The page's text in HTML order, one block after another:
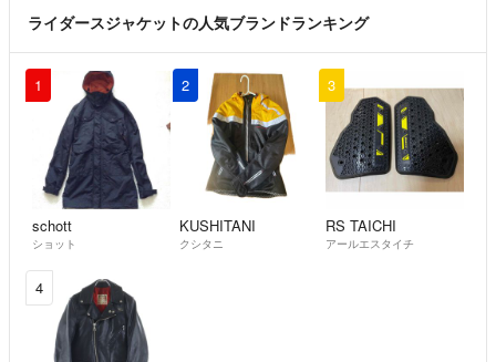
ライダースジャケットの人気ブランドランキング
1
schott
ショット
2
KUSHITANI
クシタニ
3
RS TAICHI
アールエスタイチ
4